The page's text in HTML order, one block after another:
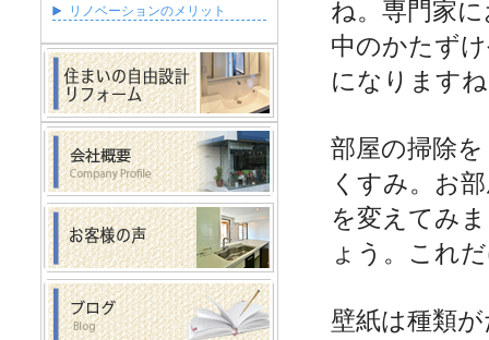
ね。専門家
中のかたず
になります
部屋の掃除
くすみ。お
を変えてみ
ょう。これ
壁紙は種類
リノベーションのメリット